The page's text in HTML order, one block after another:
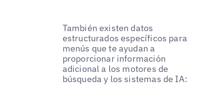
También existen datos
estructurados específicos para
menús que te ayudan a
proporcionar información
adicional a los motores de
búsqueda y los sistemas de IA: